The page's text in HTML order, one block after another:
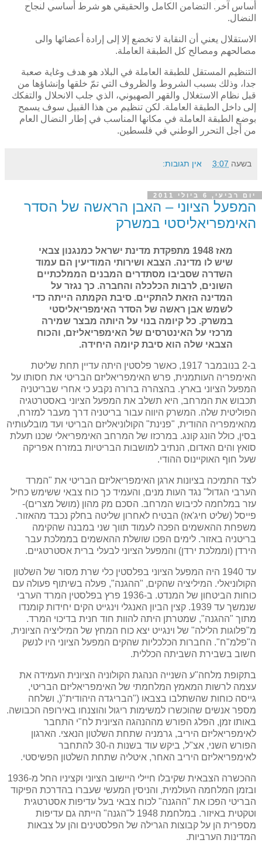
أساس آخر. التضامن الكامل والحقيقي هو شرط أساسي لنجاح
النضال.
الاستقلال يعني أن النقابة لا تخضع إلا إلى إرادة أعضائها والى
مصالحهم ومصالح كل الطبقة العاملة.
التنظيم المستقل للطبقة العاملة في البلاد هو هدف وغاية صعبة
جدا، وذلك بسبب الشروط والظروف التي تمّ خلقها وإنشاؤها من
قبل نظام الاستغلال والقهر الصهيوني، الذي جلب الانحلال والتفكك
إلى داخل الطبقة العاملة. لكن تنظيم من هذا القبيل سوف يسمح
بوضع الطبقة العاملة في مكانها المناسب في إطار النضال العام
من أجل التحرر الوطني في فلسطين.
בשעה 3:07 אין תגובות:
יום רביעי, 6 ביולי 2011
המפעל הציוני – האבן הראשה של הסדר
האימפריאליסטי במשרק
מאז 1948 מתפקדת מדינת ישראל כמנגנון צבאי
שיש לו מדינה. הצבא ושירותי המודיעין הם עמוד
השדרה שסביבו מסתדרים המבנים הממלכתיים
השונים, לרבות הכלכלה והחברה. כך נגזר על
המדינה הזאת להתקיים. סיבת הקמתה הייתה כדי
לשמש אבן ראשה של הסדר האימפריאליסטי
במשרק. כל קיומה בנוי על היותה מבצר שמירה
מרכזי על האינטרסים של האימפריאליזם, והכוח
הצבאי שלה הוא סיבת קיומה היחידה.
ב-2 בנובמבר 1917, כאשר פלסטין היתה עדיין תחת שליטת
האימפריה העותמנית, פרש האימפריאליזם הבריטי את חסותו על
המפעל הציוני בארץ. בהצהרה ברורה נקבע כי אחרי שבריטניה
תכבוש את המרחב, היא תשלב את המפעל הציוני באסטרטגיה
הפוליטית שלה. המשרק היווה עבור בריטניה דרך מעבר למזרח,
מהאימפריה ההודית, "פנינת" הקולוניאליזם הבריטי ועד מובלעותיה
בסין, כולל הונג קונג. במרכזו של המרחב האימפריאלי שכנו תעלת
סואץ והים האדום, הנתיב למושבות הבריטיות במזרח אפריקה
שעל חוף האוקיינוס ההודי.
לצד התמיכה בציונות ארגן האימפריאליזם הבריטי את "המרד
הערבי הגדול" נגד העות מנים, והעמיד כך כוח צבאי ששימש כחיל
עזר במלחמה לכיבוש המרחב. הסכם מק מהון (מושל מצרים)-
פייסל (שליט חיג'אז) הבטיח לאחרון שליטה בחלק נכבד מהאזור.
משפחת ההאשמים הפכה לעמוד תווך שני במבנה שהקימה
בריטניה באזור. לימים הפכו שושלת ההאשמים בממלכת עבר
הירדן (וממלכת ירדן) והמפעל הציוני לבעלי ברית אסטרטגיים.
עד 1940 היה המפעל הציוני בפלסטין כלי שרת מסור של השלטון
הקולוניאלי. המיליציה שהקים, "ההגנה", פעלה בשיתוף פעולה עם
כוחות הביטחון של המנדט. ב-1936 פרץ בפלסטין המרד הערבי
שנמשך עד 1939. קצין הביון האנגלי וינגייט הקים יחידות קומנדו
מתוך "ההגנה", שמטרתן היתה להוות חוד חנית בדיכוי המרד.
מ"פלוגות הלילה" של וינגייט יצא כוח המחץ של המיליציה הציונית,
ה"פלמ"ח". החברות הכלכליות שהקים המפעל הציוני היו לנשק
חשוב בשבירת השביתה הכללית.
בתקופת מלחה"ע השנייה הנהגת הקולוניה הציונית העמידה את
עצמה לרשות המאמץ המלחמתי של האימפריאליזם הבריטי,
גייסה כוחות שהשתלבו בצבאו ("הבריגדה היהודית"(, ושלחה
מספר אנשים שהוכשרו למשימות ריגול והוצנחו באירופה הכבושה.
באותו זמן, הפלג הפורש מההנהגה הציונית לח"י התחבר
לאימפריאליזם היריב, גרמניה שתחת השלטון הנאצי. הארגון
הפורש השני, אצ"ל, ביקש עוד בשנות ה-30 להתחבר
לאימפריאליזם היריב האחר, איטליה שתחת השלטון הפשיסטי.
ההכשרה הצבאית שקיבלו חיילי היישוב הציוני וקציניו החל מ-1936
ובזמן המלחמה העולמית, והניסין המעשי שעברו בהדרכת הפיקוד
הבריטי הפכו את "ההגנה" לכוח צבאי בעל עדיפות אסטרטגית
וטקטית באיזור. במלחמת 1948 ל"הגנה" הייתה גם עדיפות
מספרית הן על קבוצות הגרילה של הפלסטינים והן על צבאות
המדינות הערביות.